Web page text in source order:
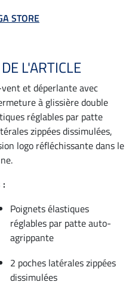
STORE
L'ARTICLE
et déperlante avec
à glissière double
réglables par patte
zippées dissimulées,
logo réfléchissante dans le
:
Poignets élastiques
réglables par patte auto-
agrippante
2 poches latérales zippées
dissimulées